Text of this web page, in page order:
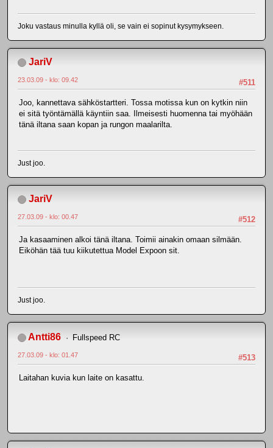
Joku vastaus minulla kyllä oli, se vain ei sopinut kysymykseen.
JariV
#511
23.03.09 - klo: 09.42
Joo, kannettava sähköstartteri. Tossa motissa kun on kytkin niin
ei sitä työntämällä käyntiin saa. Ilmeisesti huomenna tai myöhään
tänä iltana saan kopan ja rungon maalarilta.
Just joo.
JariV
#512
27.03.09 - klo: 00.47
Ja kasaaminen alkoi tänä iltana. Toimii ainakin omaan silmään.
Eiköhän tää tuu kiikutettua Model Expoon sit.
Just joo.
Antti86 Fullspeed RC
#513
27.03.09 - klo: 01.47
Laitahan kuvia kun laite on kasattu.